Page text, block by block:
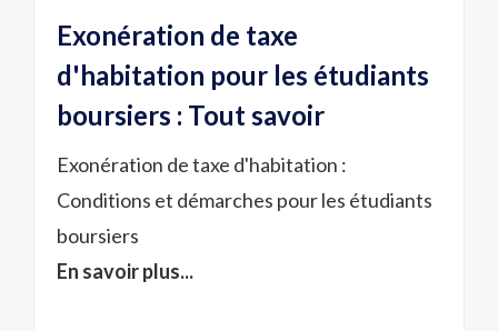
Exonération de taxe
d'habitation pour les étudiants
boursiers : Tout savoir
Exonération de taxe d'habitation :
Conditions et démarches pour les étudiants
boursiers
En savoir plus...